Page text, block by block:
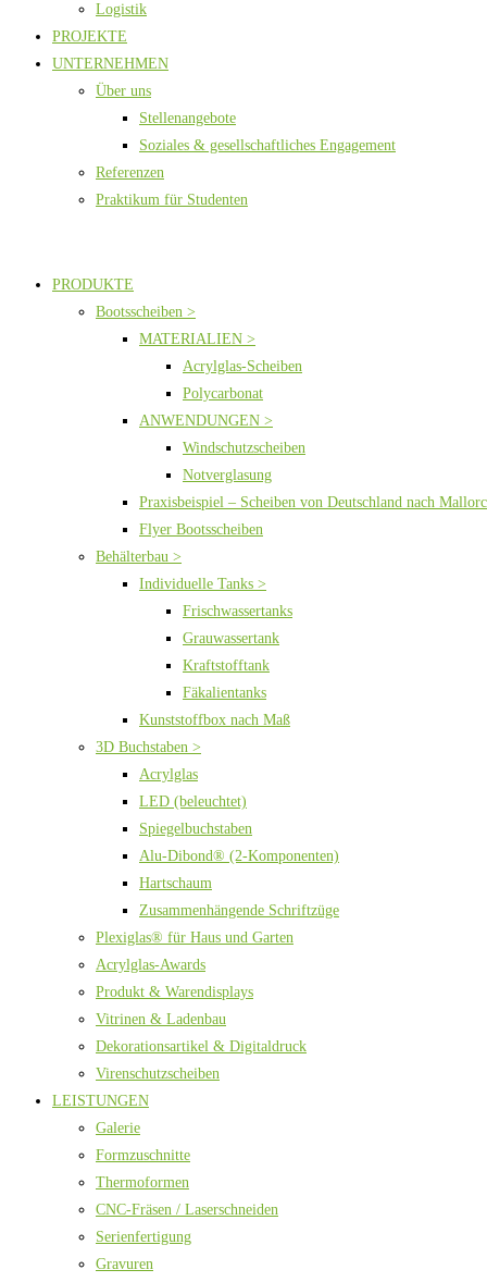
Logistik
PROJEKTE
UNTERNEHMEN
Über uns
Stellenangebote
Soziales & gesellschaftliches Engagement
Referenzen
Praktikum für Studenten
PRODUKTE
Bootsscheiben >
MATERIALIEN >
Acrylglas-Scheiben
Polycarbonat
ANWENDUNGEN >
Windschutzscheiben
Notverglasung
Praxisbeispiel – Scheiben von Deutschland nach
Flyer Bootsscheiben
Behälterbau >
Individuelle Tanks >
Frischwassertanks
Grauwassertank
Kraftstofftank
Fäkalientanks
Kunststoffbox nach Maß
3D Buchstaben >
Acrylglas
LED (beleuchtet)
Spiegelbuchstaben
Alu-Dibond® (2-Komponenten)
Hartschaum
Zusammenhängende Schriftzüge
Plexiglas® für Haus und Garten
Acrylglas-Awards
Produkt & Warendisplays
Vitrinen & Ladenbau
Dekorationsartikel & Digitaldruck
Virenschutzscheiben
LEISTUNGEN
Galerie
Formzuschnitte
Thermoformen
CNC-Fräsen / Laserschneiden
Serienfertigung
Gravuren